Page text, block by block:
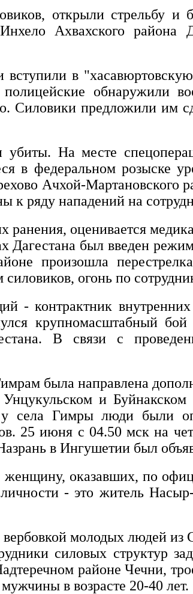
открыли стрельбу и
Ахвахского района
в
обнаружили
предложили им
На месте
в федеральном розыске
Ачхой-Мартановского
к ряду нападений на
ранения, оценивается
Дагестана был введен
произошла
огонь по
- контрактник
крупномасштабный
В связи с
была направлена
и
села Гимры люди были
25 июня с 04.50 мск на
в Ингушетии был
оказавших, по
- это житель
молодых людей
силовых структур
районе Чечни,
в возрасте 20-40 лет.